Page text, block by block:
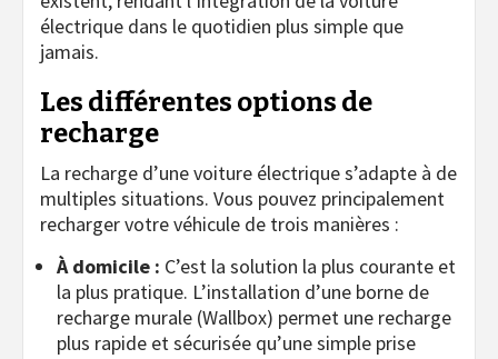
électrique dans le quotidien plus simple que
jamais.
Les différentes options de
recharge
La recharge d’une voiture électrique s’adapte à de
multiples situations. Vous pouvez principalement
recharger votre véhicule de trois manières :
À domicile : C’est la solution la plus courante et
la plus pratique. L’installation d’une borne de
recharge murale (Wallbox) permet une recharge
plus rapide et sécurisée qu’une simple prise